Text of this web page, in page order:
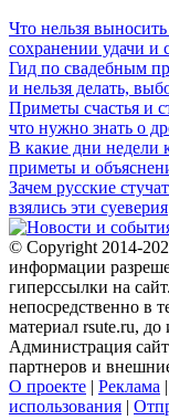
Что нельзя
сохранении удачи и
Гид по свадебным
и нельзя делать,
Приметы счастья и
что нужно знать о
В какие дни недели
приметы и
Зачем русские
взялись эти суеверия
© Copyright 2014-
информации
гиперссылки на
непосредственно в
материал rsute.ru,
Администрация
партнеров и
О проекте | Реклама |
использования |